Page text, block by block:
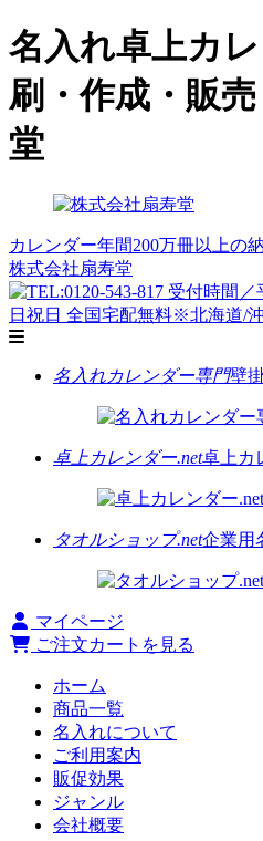
名入れ卓上カ
刷・作成・販
堂
カレンダー年間200万冊以上の
株式会社扇寿堂
名入れカレンダー専門壁
卓上カレンダー.net卓上カ
タオルショップ.net企業用
マイページ
ご注文カートを見る
ホーム
商品一覧
名入れについて
ご利用案内
販促効果
ジャンル
会社概要